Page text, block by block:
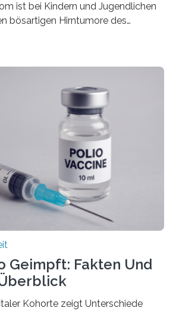
ist bei Kindern und Jugendlichen
bösartigen Hirntumore des
mit heutigen Methoden geheilt
werden zielgerichtete Therapien, die
angreifen und normales
Forschende um Daniel Merk vom
Hirnforschung am
Tübingen haben eine solche
einer Untergruppe des
Die Wilhelm Sander-
das Projekt…
Geimpft: Fakten Und
Kohorte zeigt Unterschiede